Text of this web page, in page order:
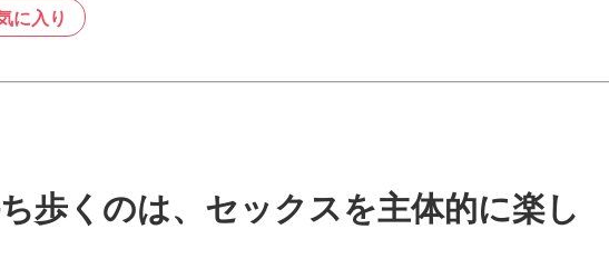
に入り
歩くのは、セックスを主体的に楽し